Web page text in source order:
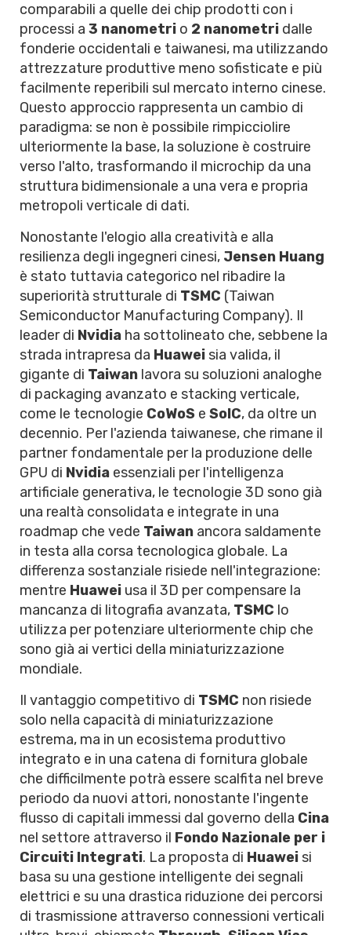
comparabili a quelle dei chip prodotti con i
processi a 3 nanometri o 2 nanometri dalle
fonderie occidentali e taiwanesi, ma utilizzando
attrezzature produttive meno sofisticate e più
facilmente reperibili sul mercato interno cinese.
Questo approccio rappresenta un cambio di
paradigma: se non è possibile rimpicciolire
ulteriormente la base, la soluzione è costruire
verso l'alto, trasformando il microchip da una
struttura bidimensionale a una vera e propria
metropoli verticale di dati.
Nonostante l'elogio alla creatività e alla
resilienza degli ingegneri cinesi, Jensen Huang
è stato tuttavia categorico nel ribadire la
superiorità strutturale di TSMC (Taiwan
Semiconductor Manufacturing Company). Il
leader di Nvidia ha sottolineato che, sebbene la
strada intrapresa da Huawei sia valida, il
gigante di Taiwan lavora su soluzioni analoghe
di packaging avanzato e stacking verticale,
come le tecnologie CoWoS e SoIC, da oltre un
decennio. Per l'azienda taiwanese, che rimane il
partner fondamentale per la produzione delle
GPU di Nvidia essenziali per l'intelligenza
artificiale generativa, le tecnologie 3D sono già
una realtà consolidata e integrate in una
roadmap che vede Taiwan ancora saldamente
in testa alla corsa tecnologica globale. La
differenza sostanziale risiede nell'integrazione:
mentre Huawei usa il 3D per compensare la
mancanza di litografia avanzata, TSMC lo
utilizza per potenziare ulteriormente chip che
sono già ai vertici della miniaturizzazione
mondiale.
Il vantaggio competitivo di TSMC non risiede
solo nella capacità di miniaturizzazione
estrema, ma in un ecosistema produttivo
integrato e in una catena di fornitura globale
che difficilmente potrà essere scalfita nel breve
periodo da nuovi attori, nonostante l'ingente
flusso di capitali immessi dal governo della Cina
nel settore attraverso il Fondo Nazionale per i
Circuiti Integrati. La proposta di Huawei si
basa su una gestione intelligente dei segnali
elettrici e su una drastica riduzione dei percorsi
di trasmissione attraverso connessioni verticali